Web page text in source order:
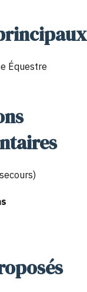
Équestre